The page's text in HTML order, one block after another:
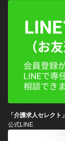
「介護求人セレクト」
公式LINE